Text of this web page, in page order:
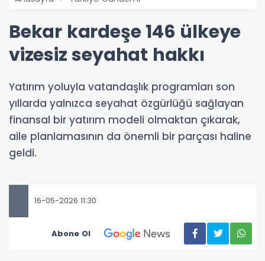
Bekar kardeşe 146 ülkeye
vizesiz seyahat hakkı
Yatırım yoluyla vatandaşlık programları son
yıllarda yalnızca seyahat özgürlüğü sağlayan
finansal bir yatırım modeli olmaktan çıkarak,
aile planlamasının da önemli bir parçası haline
geldi.
16-05-2026 11:30
Abone Ol